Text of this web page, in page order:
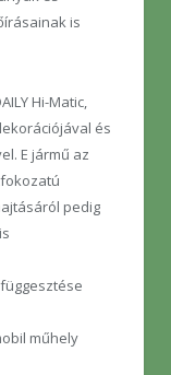
is
Hi-Matic,
és
E jármű az
pedig
műhely